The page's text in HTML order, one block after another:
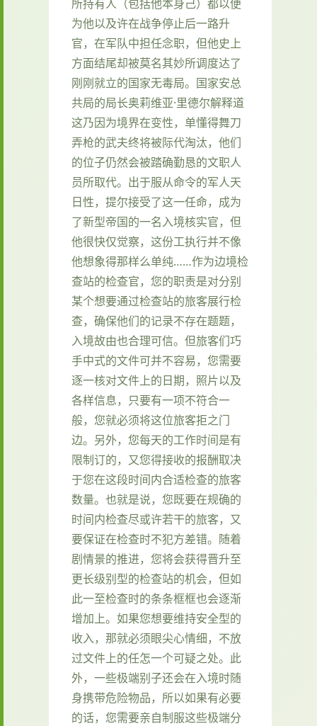
所持有人（包括他本身己）都以便
为他以及许在战争停止后一路升
官，在军队中担任念职，但他史上
方面结尾却被莫名其妙所调度达了
刚刚就立的国家无毒局。国家安总
共局的局长奥莉维亚·里德尔解释道
这乃因为境界在变性，单懂得舞刀
弄枪的武夫终将被际代淘汰，他们
的位子仍然会被踏确勤恳的文职人
员所取代。出于服从命令的军人天
日性，提尔接受了这一任命，成为
了新型帝国的一名入境核实官，但
他很快仅觉察，这份工执行并不像
他想象得那样么单纯……作为边境检
查站的检查官，您的职责是对分别
某个想要通过检查站的旅客展行检
查，确保他们的记录不存在题题，
入境故由也合理可信。但旅客们巧
手中式的文件可并不容易，您需要
逐一核对文件上的日期，照片以及
各样信息，只要有一项不符合一
般，您就必须将这位旅客拒之门
边。另外，您每天的工作时间是有
限制订的，又您得接收的报酬取决
于您在这段时间内合适检查的旅客
数量。也就是说，您既要在规确的
时间内检查尽或许若干的旅客，又
要保证在检查时不犯方差错。随着
剧情景的推进，您将会获得晋升至
更长级别型的检查站的机会，但如
此一至检查时的条条框框也会逐渐
增加上。如果您想要维持安全型的
收入，那就必须眼尖心情细，不放
过文件上的任怎一个可疑之处。此
外，一些极端别子还会在入境时随
身携带危险物品，所以如果有必要
的话，您需要亲自制服这些极端分